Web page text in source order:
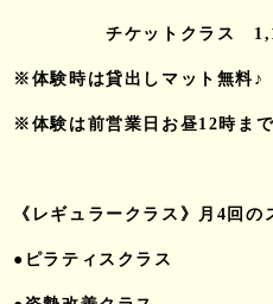
チケットクラス
※体験時は貸出しマット無料♪
※体験は前営業日お昼12時ま
《レギュラークラス》月4回
●ピラティスクラス